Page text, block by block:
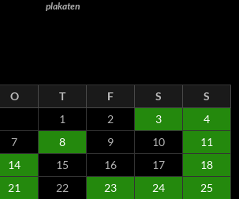
plakaten
O T F S
S
1
2 3
4
7 8 9 10
11
14 15 16 17
18
21 22 23 24
25